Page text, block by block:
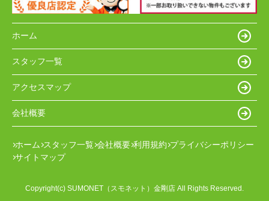
ホーム
スタッフ一覧
アクセスマップ
会社概要
ホーム スタッフ一覧 会社概要 利用規約 プライバシーポリシー
サイトマップ
Copyright(c) SUMONET（スモネット）金剛店 All Rights Reserved.